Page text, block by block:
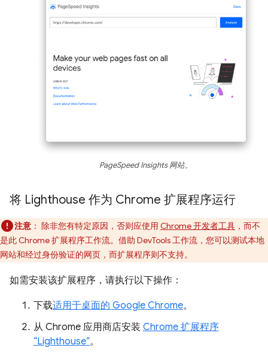
PageSpeed Insights 网站。
将 Lighthouse 作为 Chrome 扩展程序运行
注意 ： 除非您有特定原因，否则应使用 Chrome 开发者工具 ，而不
是此 Chrome 扩展程序工作流。借助 DevTools 工作流，您可以测试本地
网站和经过身份验证的网页，而扩展程序则不支持。
如需安装该扩展程序，请执行以下操作：
下载适用于桌面的 Google Chrome。
从 Chrome 应用商店安装 Chrome 扩展程序
“Lighthouse”。